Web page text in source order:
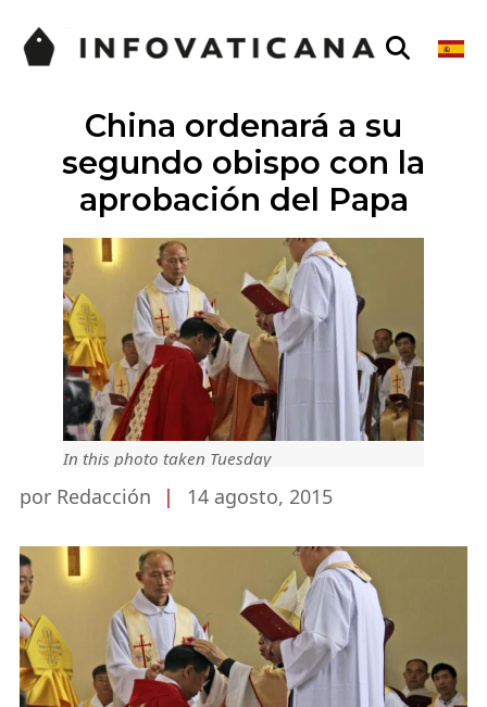
China ordenará a su
segundo obispo con la
aprobación del Papa
In this photo taken Tuesday
por Redacción | 14 agosto, 2015